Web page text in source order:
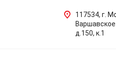
117534, г.
д.150, к.1